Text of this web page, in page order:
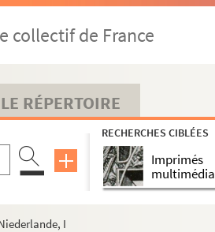
collectif de France
LE RÉPERTOIRE
RECHERCHES CIBLÉES
Imprimés
multimédia
I
Poyet
General-Landesarchivs, I.
ecclésiastiques
Vol VI et VII
of Marshall Ney.